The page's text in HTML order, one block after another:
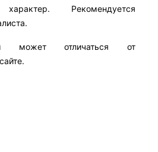
Рекомендуется
может отличаться от